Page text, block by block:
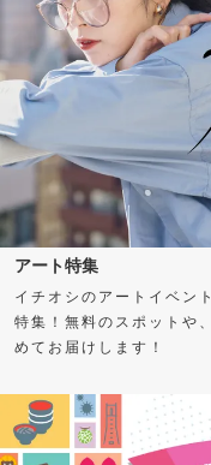
アート特集
イチオシのアートイベン
特集！無料のスポットや
めてお届けします！